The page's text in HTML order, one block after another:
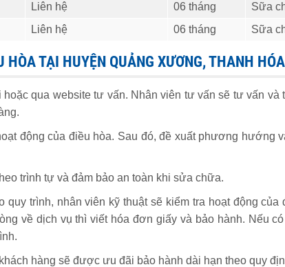
Liên hệ 06 tháng
Sữa
Liên hệ 06 tháng Sữa
TẠI HUYỆN QUẢNG XƯƠNG, THANH
qua website tư vấn. Nhân viên tư vấn sẽ tư vấn và
động của điều hòa. Sau đó, đề xuất phương hướng
trình tự và đảm bảo an toàn khi sửa chữa.
trình, nhân viên kỹ thuật sẽ kiểm tra hoạt động của
về dịch vụ thì viết hóa đơn giấy và bảo hành. Nếu
hàng sẽ được ưu đãi bảo hành dài hạn theo quy